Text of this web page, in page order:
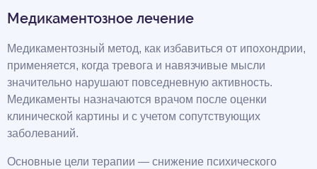
Медикаментозное лечение
Медикаментозный метод, как избавиться от ипохондрии,
применяется, когда тревога и навязчивые мысли
значительно нарушают повседневную активность.
Медикаменты назначаются врачом после оценки
клинической картины и с учетом сопутствующих
заболеваний.
Основные цели терапии — снижение психического